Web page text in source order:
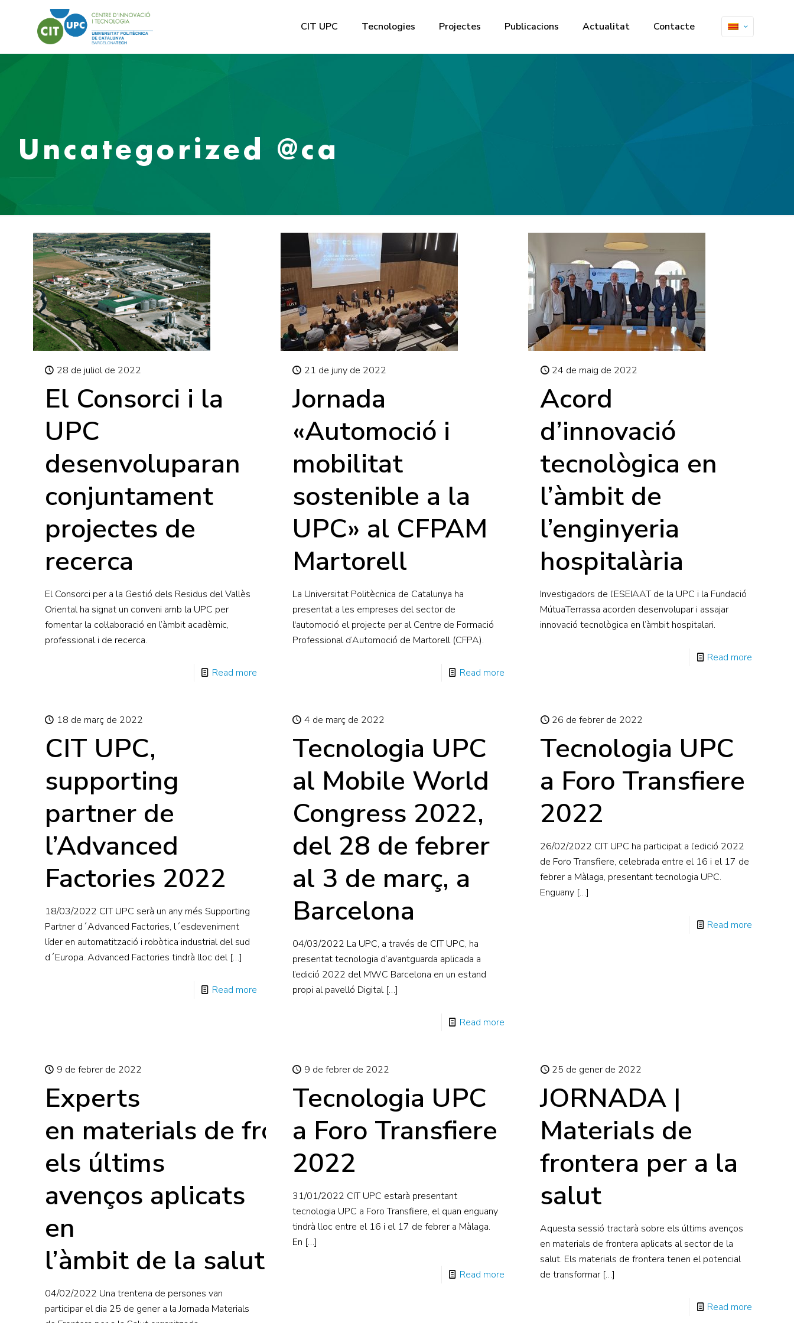
CIT UPC Tecnologies Projectes Publicacions Actualitat Contacte
Uncategorized @ca
28 de juliol de 2022
El Consorci i la
UPC
desenvoluparan
conjuntament
projectes de
recerca
El Consorci per a la Gestió dels Residus del Vallès
Oriental ha signat un conveni amb la UPC per
fomentar la col·laboració en l’àmbit acadèmic,
professional i de recerca.
Read more
21 de juny de 2022
Jornada
«Automoció i
mobilitat
sostenible a la
UPC» al CFPAM
Martorell
La Universitat Politècnica de Catalunya ha
presentat a les empreses del sector de
l'automoció el projecte per al Centre de Formació
Professional d’Automoció de Martorell (CFPA).
Read more
24 de maig de 2022
Acord
d’innovació
tecnològica en
l’àmbit de
l’enginyeria
hospitalària
Investigadors de l’ESEIAAT de la UPC i la Fundació
MútuaTerrassa acorden desenvolupar i assajar
innovació tecnològica en l’àmbit hospitalari.
Read more
18 de març de 2022
CIT UPC,
supporting
partner de
l’Advanced
Factories 2022
18/03/2022 CIT UPC serà un any més Supporting
Partner d´Advanced Factories, l´esdeveniment
líder en automatització i robòtica industrial del sud
d´Europa. Advanced Factories tindrà lloc del[…]
Read more
4 de març de 2022
Tecnologia UPC
al Mobile World
Congress 2022,
del 28 de febrer
al 3 de març, a
Barcelona
04/03/2022 La UPC, a través de CIT UPC, ha
presentat tecnologia d’avantguarda aplicada a
l’edició 2022 del MWC Barcelona en un estand
propi al pavelló Digital[…]
Read more
26 de febrer de 2022
Tecnologia UPC
a Foro Transfiere
2022
26/02/2022 CIT UPC ha participat a l’edició 2022
de Foro Transfiere, celebrada entre el 16 i el 17 de
febrer a Màlaga, presentant tecnologia UPC.
Enguany […]
Read more
9 de febrer de 2022
Experts
en materials de frontera aborden
els últims
avenços aplicats
en
l’àmbit de la salut
04/02/2022 Una trentena de persones van
participar el dia 25 de gener a la Jornada Materials
9 de febrer de 2022
Tecnologia UPC
a Foro Transfiere
2022
31/01/2022 CIT UPC estarà presentant
tecnologia UPC a Foro Transfiere, el quan enguany
tindrà lloc entre el 16 i el 17 de febrer a Màlaga.
En […]
Read more
25 de gener de 2022
JORNADA |
Materials de
frontera per a la
salut
Aquesta sessió tractarà sobre els últims avenços
en materials de frontera aplicats al sector de la
salut. Els materials de frontera tenen el potencial
de transformar […]
Read more